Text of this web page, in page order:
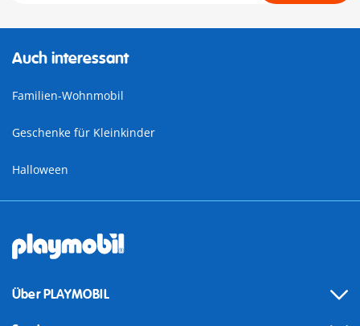
Auch interessant
Familien-Wohnmobil
Geschenke für Kleinkinder
Halloween
Über PLAYMOBIL